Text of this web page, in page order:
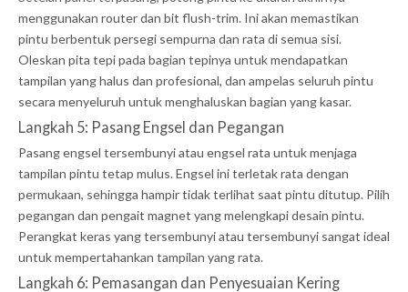
menggunakan router dan bit flush-trim. Ini akan memastikan
pintu berbentuk persegi sempurna dan rata di semua sisi.
Oleskan pita tepi pada bagian tepinya untuk mendapatkan
tampilan yang halus dan profesional, dan ampelas seluruh pintu
secara menyeluruh untuk menghaluskan bagian yang kasar.
Langkah 5: Pasang Engsel dan Pegangan
Pasang engsel tersembunyi atau engsel rata untuk menjaga
tampilan pintu tetap mulus. Engsel ini terletak rata dengan
permukaan, sehingga hampir tidak terlihat saat pintu ditutup. Pilih
pegangan dan pengait magnet yang melengkapi desain pintu.
Perangkat keras yang tersembunyi atau tersembunyi sangat ideal
untuk mempertahankan tampilan yang rata.
Langkah 6: Pemasangan dan Penyesuaian Kering